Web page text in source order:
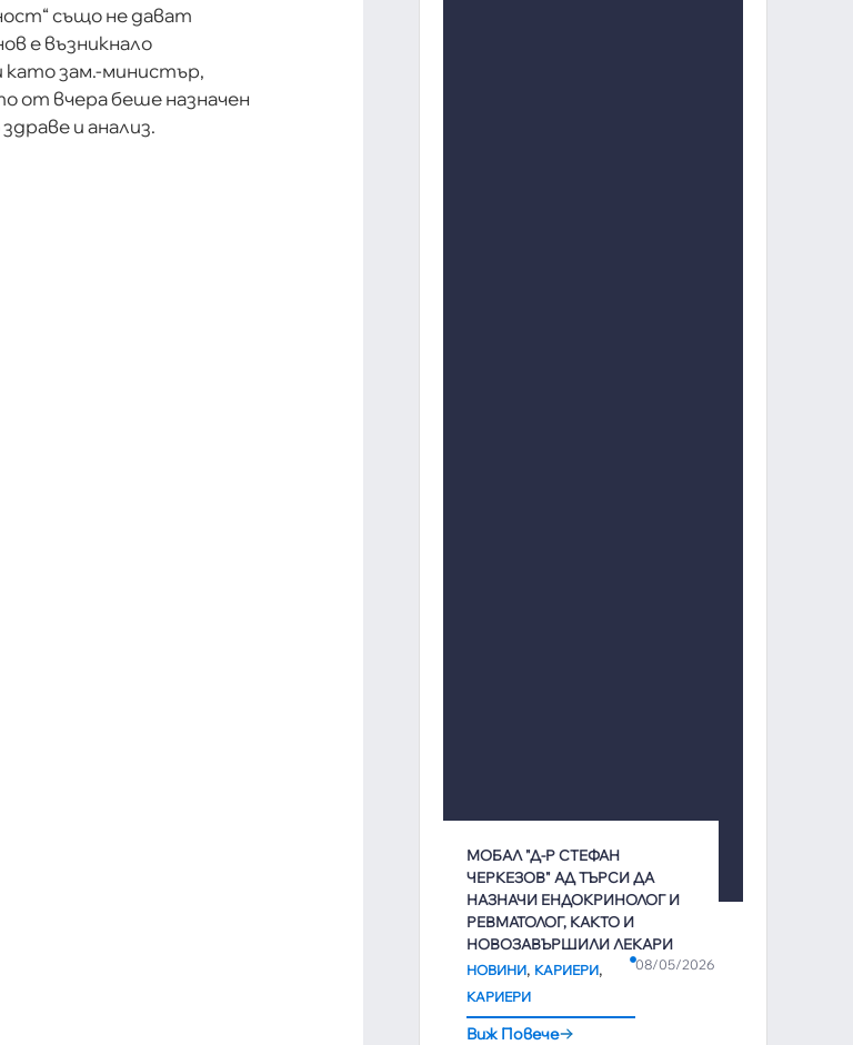
също не дават
е възникнало
като зам.-министър,
от вчера беше назначен
и анализ.
МОБАЛ "Д-Р СТЕФАН
ЧЕРКЕЗОВ" АД ТЪРСИ ДА
НАЗНАЧИ ЕНДОКРИНОЛОГ И
РЕВМАТОЛОГ, КАКТО И
НОВОЗАВЪРШИЛИ ЛЕКАРИ
08/05/2026
НОВИНИ, КАРИЕРИ,
КАРИЕРИ
Виж Повече